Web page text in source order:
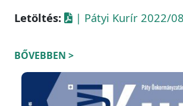
Letöltés:
| Pátyi Kurír 2022/
BŐVEBBEN >